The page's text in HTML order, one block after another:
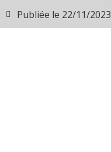
Publiée le 22/11/2023